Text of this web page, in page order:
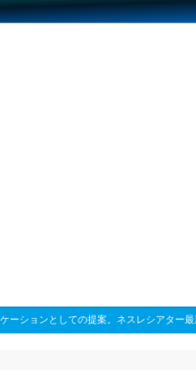
ーションとしての提案。ネスレシアター